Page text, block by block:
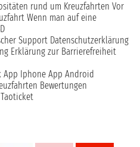
rund um Kreuzfahrten Vor
Wenn man auf eine
Support Datenschutzerklärung
Erklärung zur Barrierefreiheit
App Iphone App Android
Bewertungen